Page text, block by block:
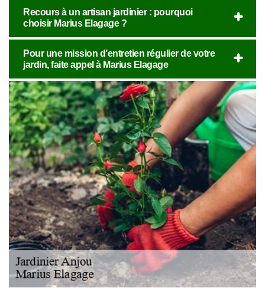
Recours à un artisan jardinier : pourquoi
choisir Marius Elagage ?
Pour une mission d’entretien régulier de votre
jardin, faite appel à Marius Elagage